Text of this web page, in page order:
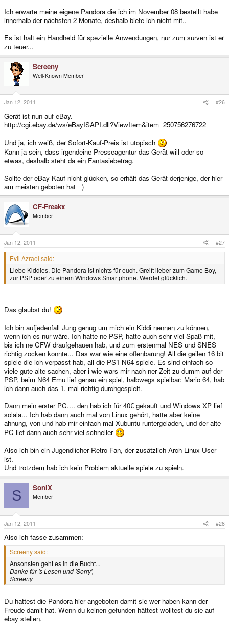
Ich erwarte meine eigene Pandora die ich im November 08 bestellt habe
innerhalb der nächsten 2 Monate, deshalb biete ich nicht mit..
Es ist halt ein Handheld für spezielle Anwendungen, nur zum surven ist er
zu teuer...
Screeny
Well-Known Member
Jan 12, 2011 #26
Gerät ist nun auf eBay.
http://cgi.ebay.de/ws/eBayISAPI.dll?ViewItem&item=250756276722
Und ja, ich weiß, der Sofort-Kauf-Preis ist utopisch
Kann ja sein, dass irgendeine Presseagentur das Gerät will oder so
etwas, deshalb steht da ein Fantasiebetrag.
---
Sollte der eBay Kauf nicht glücken, so erhält das Gerät derjenige, der hier
am meisten geboten hat =)
CF-Freakx
Member
Jan 12, 2011 #27
Evil Azrael said:
Liebe Kiddies. Die Pandora ist nichts für euch. Greift lieber zum Game Boy,
zur PSP oder zu einem Windows Smartphone. Werdet glücklich.
Das glaubst du!
Ich bin aufjedenfall Jung genug um mich ein Kiddi nennen zu können,
wenn ich es nur wäre. Ich hatte ne PSP, hatte auch sehr viel Spaß mit,
bis ich ne CFW draufgehauen hab, und zum erstenmal NES und SNES
richtig zocken konnte... Das war wie eine offenbarung! All die geilen 16 bit
spiele die ich verpasst hab, all die PS1 N64 spiele. Es sind einfach so
viele gute alte sachen, aber i-wie wars mir nach ner Zeit zu dumm auf der
PSP, beim N64 Emu lief genau ein spiel, halbwegs spielbar: Mario 64, hab
ich dann auch das 1. mal richtig durchgespielt.
Dann mein erster PC.... den hab ich für 40€ gekauft und Windows XP lief
solala... Ich hab dann auch mal von Linux gehört, hatte aber keine
ahnung, von und hab mir einfach mal Xubuntu runtergeladen, und der alte
PC lief dann auch sehr viel schneller
Also ich bin ein Jugendlicher Retro Fan, der zusätzlich Arch Linux User
ist.
Und trotzdem hab ich kein Problem aktuelle spiele zu spieln.
S SoniX
Member
Jan 12, 2011 #28
Also ich fasse zusammen:
Screeny said:
Ansonsten geht es in die Bucht...
Danke für 's Lesen und 'Sorry',
Screeny
Du hattest die Pandora hier angeboten damit sie wer haben kann der
Freude damit hat. Wenn du keinen gefunden hättest wolltest du sie auf
ebay stellen.